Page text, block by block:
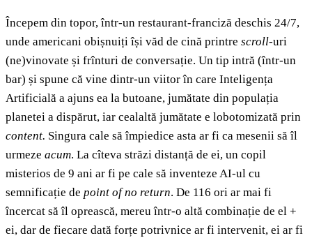
Începem din topor, într-un restaurant-franciză deschis 24/7,
unde americani obișnuiți își văd de cină printre scroll-uri
(ne)vinovate și frînturi de conversație. Un tip intră (într-un
bar) și spune că vine dintr-un viitor în care Inteligența
Artificială a ajuns ea la butoane, jumătate din populația
planetei a dispărut, iar cealaltă jumătate e lobotomizată prin
content. Singura cale să împiedice asta ar fi ca mesenii să îl
urmeze acum. La cîteva străzi distanță de ei, un copil
misterios de 9 ani ar fi pe cale să inventeze AI-ul cu
semnificație de point of no return. De 116 ori ar mai fi
încercat să îl oprească, mereu într-o altă combinație de el +
ei, dar de fiecare dată forțe potrivnice ar fi intervenit, ei ar fi